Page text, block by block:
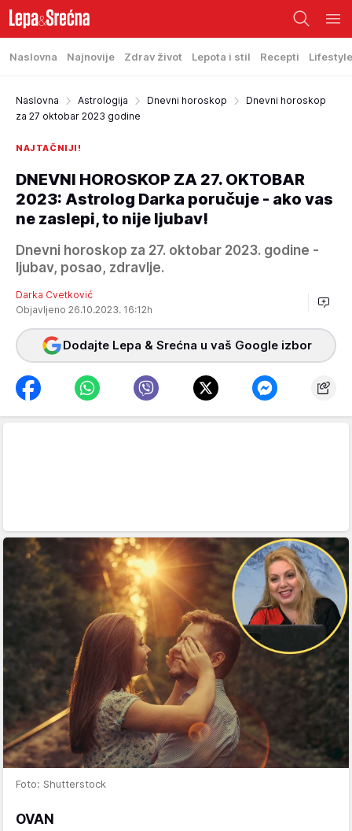
Naslovna Najnovije Zdrav život Lepota i stil Recepti Lifestyle
Naslovna Astrologija Dnevni horoskop
Dnevni horoskop
za 27 oktobar 2023 godine
NAJTAČNIJI!
DNEVNI HOROSKOP ZA 27. OKTOBAR
2023: Astrolog Darka poručuje - ako vas
ne zaslepi, to nije ljubav!
Dnevni horoskop za 27. oktobar 2023. godine -
ljubav, posao, zdravlje.
Darka Cvetković
Objavljeno 26.10.2023. 16:12h
Dodajte Lepa & Srećna u vaš Google izbor
Foto: Shutterstock
OVAN